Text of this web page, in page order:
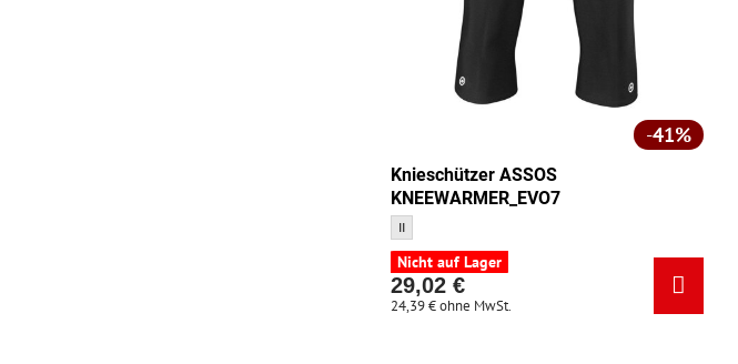
41%
Knieschützer ASSOS
KNEEWARMER_EVO7
Knieschützer ASSOS KNEEWARMER_EVO7 - Größe:
II
Nicht auf Lager
29,02 €
24,39 €ohne MwSt.